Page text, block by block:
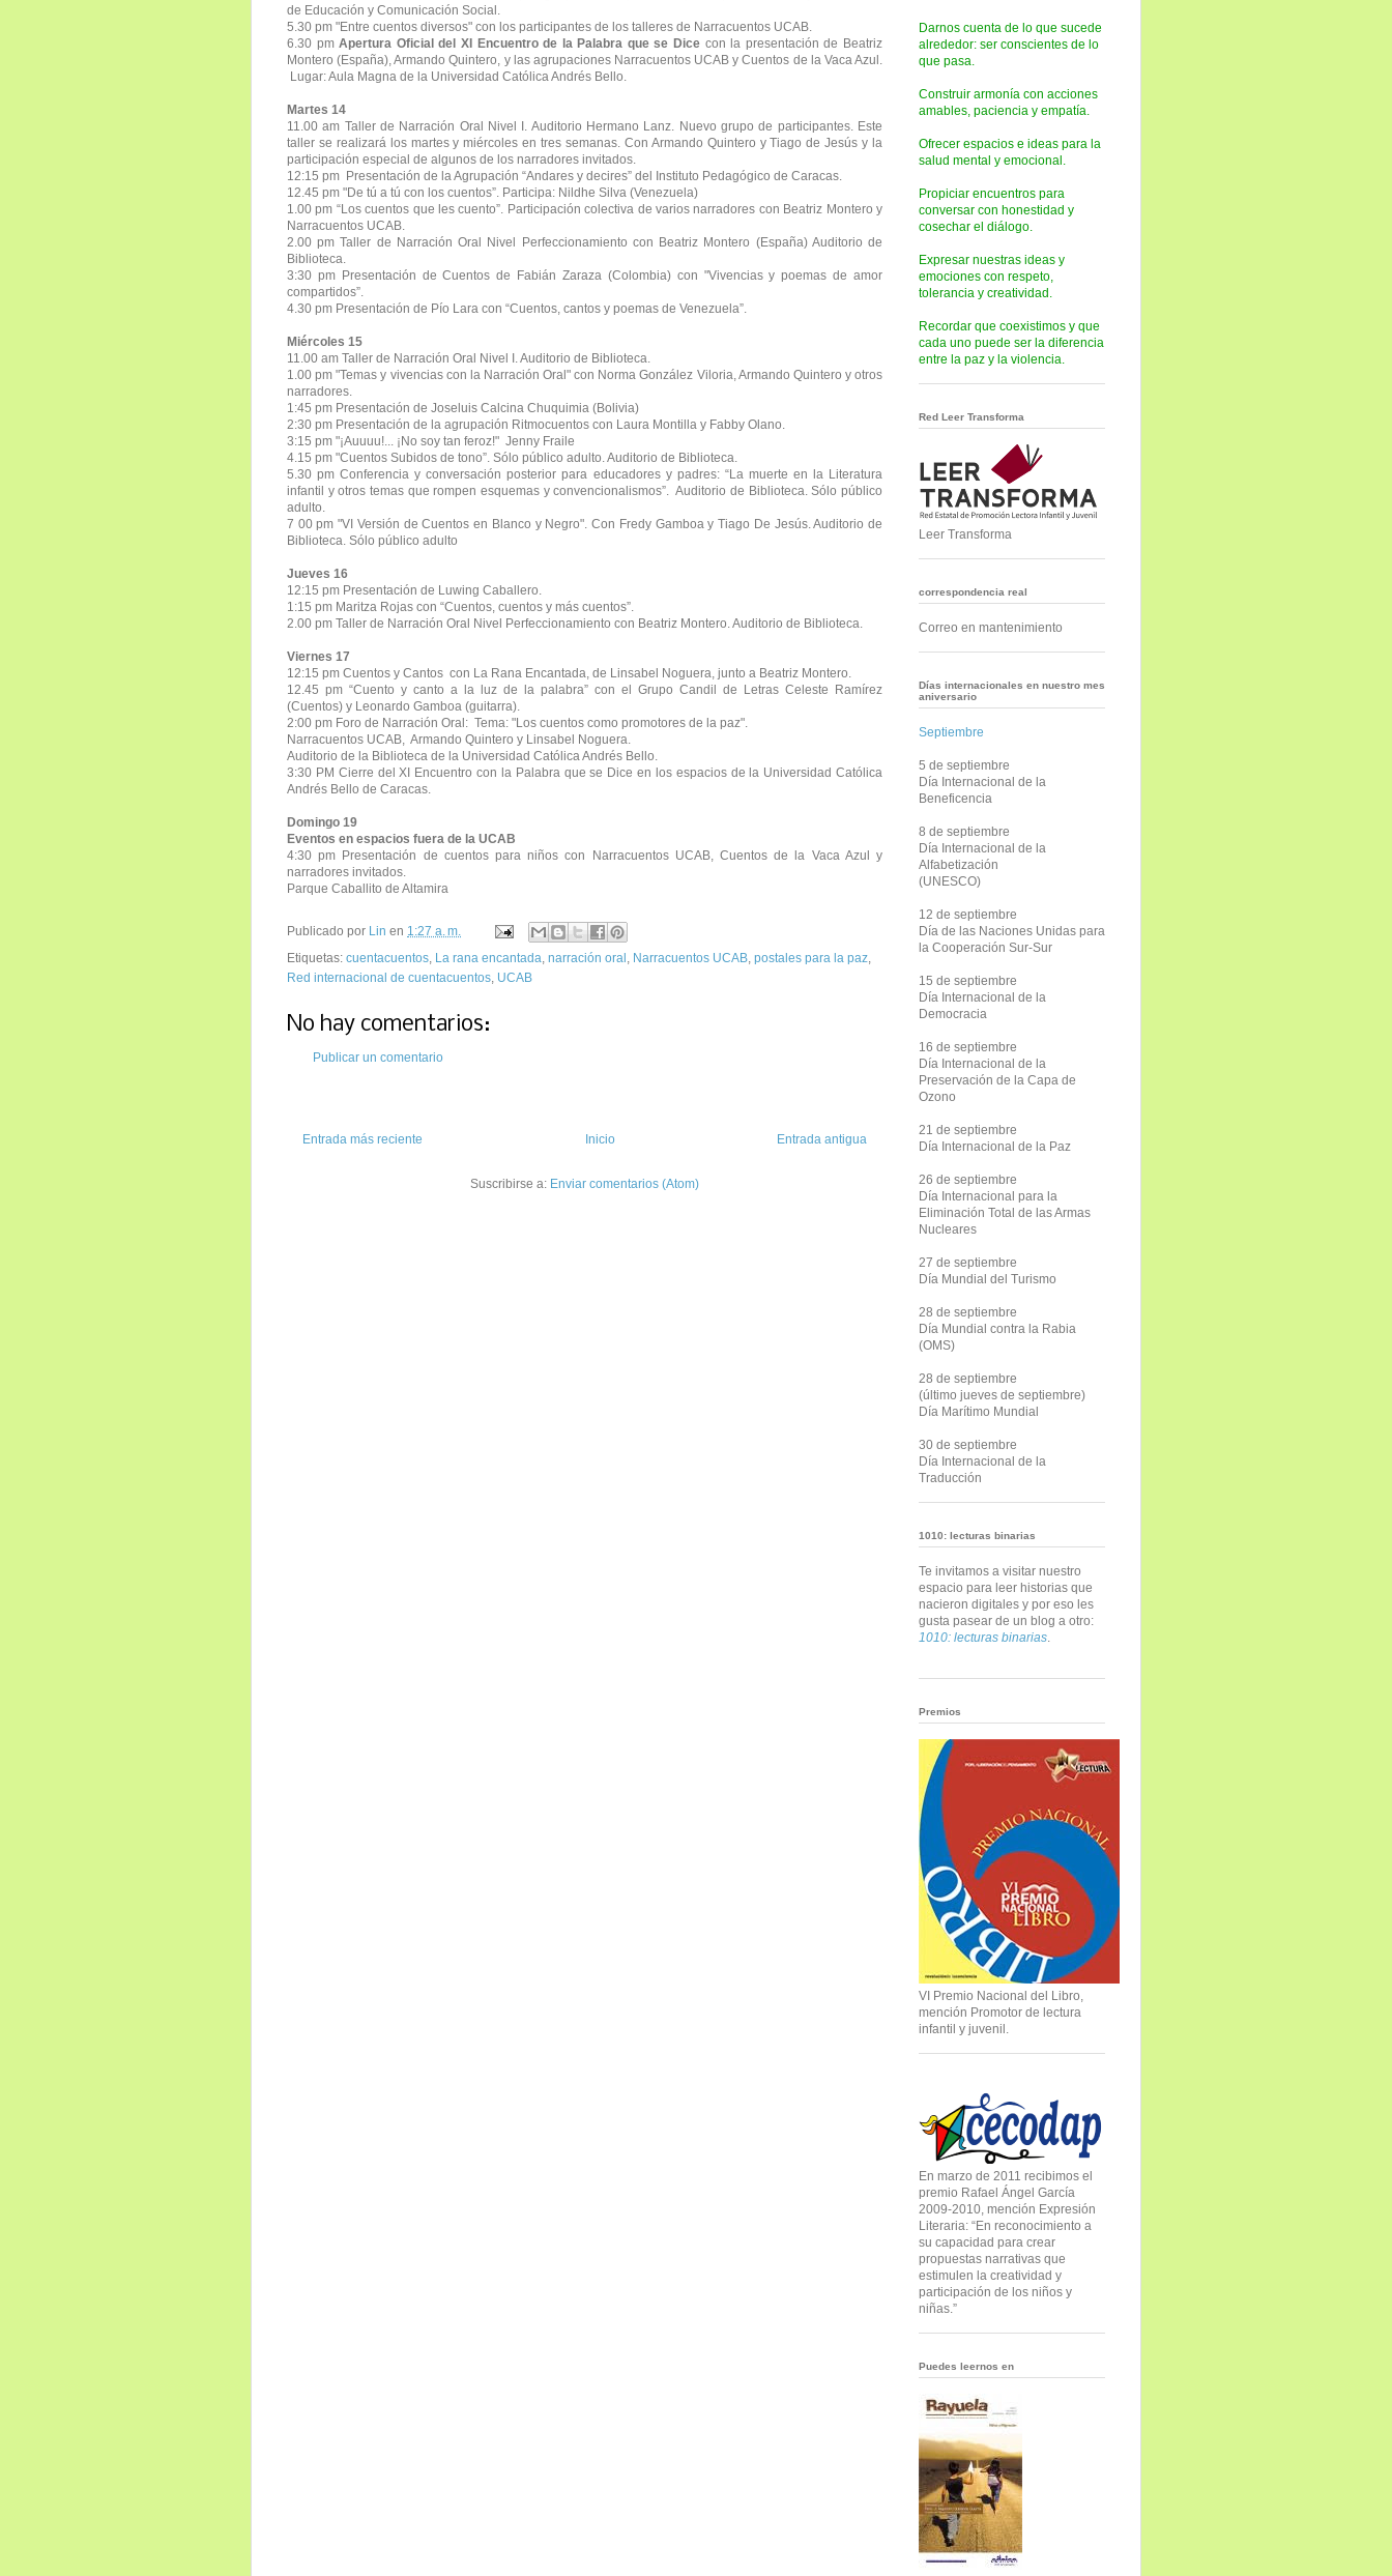
de Educación y Comunicación Social.
5.30 pm "Entre cuentos diversos" con los participantes de los talleres de Narracuentos UCAB.
6.30 pmApertura Oficial del XI Encuentro de la Palabra que se Dice con la presentación de Beatriz
Montero (España), Armando Quintero, y las agrupaciones Narracuentos UCAB y Cuentos de la Vaca Azul.
Lugar: Aula Magna de la Universidad Católica Andrés Bello.
Martes 14
11.00 am Taller de Narración Oral Nivel I. Auditorio Hermano Lanz. Nuevo grupo de participantes. Este
taller se realizará los martes y miércoles en tres semanas. Con Armando Quintero y Tiago de Jesús y la
participación especial de algunos de los narradores invitados.
12:15 pm Presentación de la Agrupación “Andares y decires” del Instituto Pedagógico de Caracas.
12.45 pm "De tú a tú con los cuentos”. Participa: Nildhe Silva (Venezuela)
1.00 pm “Los cuentos que les cuento”. Participación colectiva de varios narradores con Beatriz Montero y
Narracuentos UCAB.
2.00 pm Taller de Narración Oral Nivel Perfeccionamiento con Beatriz Montero (España) Auditorio de
Biblioteca.
3:30 pm Presentación de Cuentos de Fabián Zaraza (Colombia) con "Vivencias y poemas de amor
compartidos”.
4.30 pm Presentación de Pío Lara con “Cuentos, cantos y poemas de Venezuela”.
Miércoles 15
11.00 am Taller de Narración Oral Nivel I. Auditorio de Biblioteca.
1.00 pm "Temas y vivencias con la Narración Oral" con Norma González Viloria, Armando Quintero y otros
narradores.
1:45 pm Presentación de Joseluis Calcina Chuquimia (Bolivia)
2:30 pm Presentación de la agrupación Ritmocuentos con Laura Montilla y Fabby Olano.
3:15 pm "¡Auuuu!... ¡No soy tan feroz!" Jenny Fraile
4.15 pm "Cuentos Subidos de tono”. Sólo público adulto. Auditorio de Biblioteca.
5.30 pm Conferencia y conversación posterior para educadores y padres: “La muerte en la Literatura
infantil y otros temas que rompen esquemas y convencionalismos”. Auditorio de Biblioteca. Sólo público
adulto.
7 00 pm "VI Versión de Cuentos en Blanco y Negro". Con Fredy Gamboa y Tiago De Jesús. Auditorio de
Biblioteca. Sólo público adulto
Jueves 16
12:15 pm Presentación de Luwing Caballero.
1:15 pm Maritza Rojas con “Cuentos, cuentos y más cuentos”.
2.00 pm Taller de Narración Oral Nivel Perfeccionamiento con Beatriz Montero. Auditorio de Biblioteca.
Viernes 17
12:15 pm Cuentos y Cantos con La Rana Encantada, de Linsabel Noguera, junto a Beatriz Montero.
12.45 pm “Cuento y canto a la luz de la palabra” con el Grupo Candil de Letras Celeste Ramírez
(Cuentos) y Leonardo Gamboa (guitarra).
2:00 pm Foro de Narración Oral: Tema: "Los cuentos como promotores de la paz".
Narracuentos UCAB, Armando Quintero y Linsabel Noguera.
Auditorio de la Biblioteca de la Universidad Católica Andrés Bello.
3:30 PM Cierre del XI Encuentro con la Palabra que se Dice en los espacios de la Universidad Católica
Andrés Bello de Caracas.
Domingo 19
Eventos en espacios fuera de la UCAB
4:30 pm Presentación de cuentos para niñoscon Narracuentos UCAB, Cuentos de la Vaca Azul y
narradores invitados.
Parque Caballito de Altamira
Publicado por Lin en 1:27 a. m.
Etiquetas: cuentacuentos La rana encantada narración oral Narracuentos UCAB postales para la paz
Red internacional de cuentacuentos UCAB
No hay comentarios:
Publicar un comentario
Entrada más reciente Entrada antigua
Inicio
Suscribirse a: Enviar comentarios (Atom)
Darnos cuenta de lo que sucede
alrededor: ser conscientes de lo
que pasa.
Construir armonía con acciones
amables, paciencia y empatía.
Ofrecer espacios e ideas para la
salud mental y emocional.
Propiciar encuentros para
conversar con honestidad y
cosechar el diálogo.
Expresar nuestras ideas y
emociones con respeto,
tolerancia y creatividad.
Recordar que coexistimos y que
cada uno puede ser la diferencia
entre la paz y la violencia.
Red Leer Transforma
Leer Transforma
correspondencia real
Correo en mantenimiento
Días internacionales en nuestro mes
aniversario
Septiembre
5 de septiembre
Día Internacional de la
Beneficencia
8 de septiembre
Día Internacional de la
Alfabetización
(UNESCO)
12 de septiembre
Día de las Naciones Unidas para
la Cooperación Sur-Sur
15 de septiembre
Día Internacional de la
Democracia
16 de septiembre
Día Internacional de la
Preservación de la Capa de
Ozono
21 de septiembre
Día Internacional de la Paz
26 de septiembre
Día Internacional para la
Eliminación Total de las Armas
Nucleares
27 de septiembre
Día Mundial del Turismo
28 de septiembre
Día Mundial contra la Rabia
(OMS)
28 de septiembre
(último jueves de septiembre)
Día Marítimo Mundial
30 de septiembre
Día Internacional de la
Traducción
1010: lecturas binarias
Te invitamos a visitar nuestro
espacio para leer historias que
nacieron digitales y por eso les
gusta pasear de un blog a otro:
1010: lecturas binarias
Premios
VI Premio Nacional del Libro,
mención Promotor de lectura
infantil y juvenil.
En marzo de 2011 recibimos el
premio Rafael Ángel García
2009-2010, mención Expresión
Literaria: “En reconocimiento a
su capacidad para crear
propuestas narrativas que
estimulen la creatividad y
participación de los niños y
niñas.”
Puedes leernos en